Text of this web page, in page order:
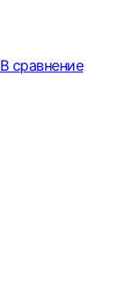
В сравнение